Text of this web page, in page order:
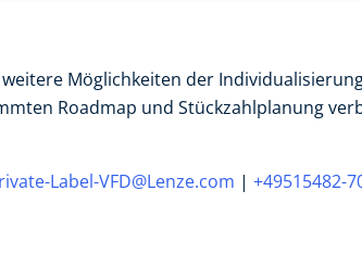
Möglichkeiten der
Roadmap und Stückzahlplanung
Label-VFD@Lenze.com | +49515482-